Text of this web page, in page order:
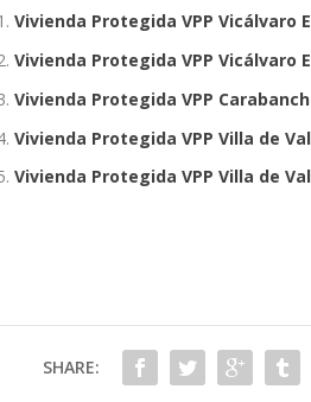
Vivienda Protegida VPP Vicálvaro
Vivienda Protegida VPP Vicálvaro
Vivienda Protegida VPP
Vivienda Protegida VPP Villa de
Vivienda Protegida VPP Villa de
SHARE: